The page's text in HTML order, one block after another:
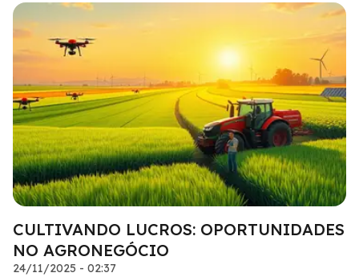
CULTIVANDO LUCROS: OPORTUNIDADES
NO AGRONEGÓCIO
24/11/2025 - 02:37